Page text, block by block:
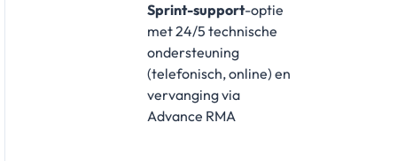
Sprint-support-optie
met 24/5 technische
ondersteuning
(telefonisch, online) en
vervanging via
Advance RMA